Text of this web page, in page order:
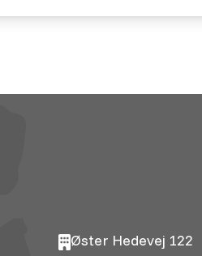
Øster Hedevej 122